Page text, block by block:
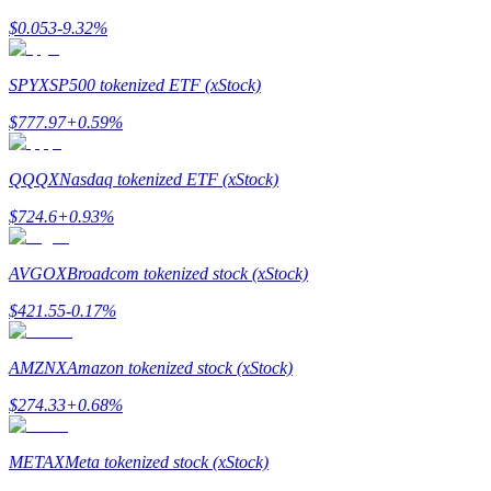
Высокая прибыль и мгновенный доступ
Launchpool
Гибкая ставка для заработка популярных токенов
$0.053-9.32%
SPYXSP500 tokenized ETF (xStock)
$777.97+0.59%
QQQXNasdaq tokenized ETF (xStock)
$724.6+0.93%
AVGOXBroadcom tokenized stock (xStock)
$421.55-0.17%
AMZNXAmazon tokenized stock (xStock)
$274.33+0.68%
METAXMeta tokenized stock (xStock)